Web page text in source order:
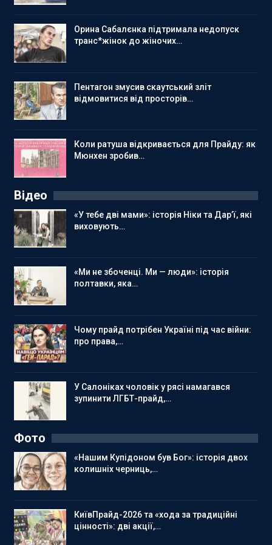
Орина Сабалєнка підтримала недопуск
транс*жінок до жіночих…
Пентагон змусив скаутський зліт
відмовитися від просторів…
Коли ратуша відкривається для Прайду: як
Мюнхен зробив…
Відео
«У тебе дві мами»: історія Ніки та Дар’ї, які
виховують…
«Ми не збоченці. Ми — люди»: історія
полтавки, яка…
Чому прайд потрібен Україні під час війни:
про права,…
У Салоніках чоловік у рясі намагався
зупинити ЛГБТ-прайд,…
Фото
«Нашим Купідоном був Бог»: історія двох
колишніх черниць,…
КиївПрайд-2026 та «хода за традиційні
цінності»: дві акції,…